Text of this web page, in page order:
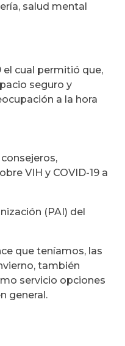
salud mental
el cual permitió que,
seguro y
a la hora
VIH y COVID-19 a
(PAI) del
que teníamos, las
también
servicio opciones
general.